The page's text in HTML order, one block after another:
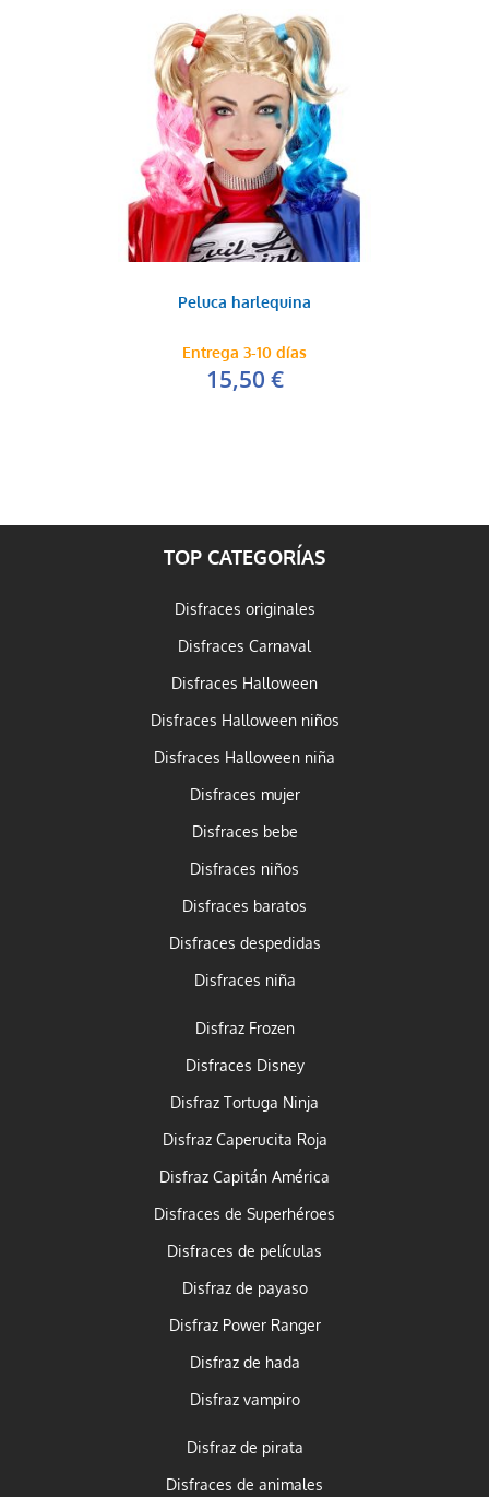
Peluca harlequina
Entrega 3-10 días
15,50 €
TOP CATEGORÍAS
Disfraces originales
Disfraces Carnaval
Disfraces Halloween
Disfraces Halloween niños
Disfraces Halloween niña
Disfraces mujer
Disfraces bebe
Disfraces niños
Disfraces baratos
Disfraces despedidas
Disfraces niña
Disfraz Frozen
Disfraces Disney
Disfraz Tortuga Ninja
Disfraz Caperucita Roja
Disfraz Capitán América
Disfraces de Superhéroes
Disfraces de películas
Disfraz de payaso
Disfraz Power Ranger
Disfraz de hada
Disfraz vampiro
Disfraz de pirata
Disfraces de animales